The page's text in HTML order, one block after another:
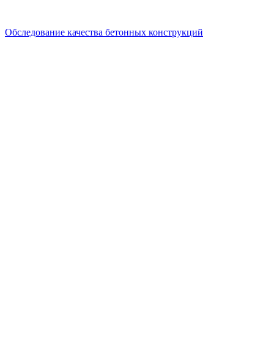
Обследование качества бетонных конструкций